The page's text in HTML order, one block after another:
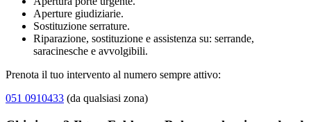
Aperture giudiziarie.
Sostituzione serrature.
Riparazione, sostituzione e assistenza su: serrande,
saracinesche e avvolgibili.
Prenota il tuo intervento al numero sempre attivo:
051 0910433 (da qualsiasi zona)